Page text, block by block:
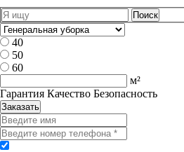
40
50
60
м²
Гарантия Качество Безопасность
Заказать